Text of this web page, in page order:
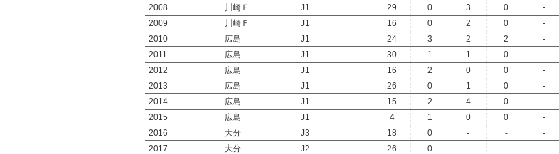
2008
川崎Ｆ J1 29 0 3 0 -
2009
川崎Ｆ J1 16 0 2 0 -
2010
広島 J1 24 3 2 2 -
2011
広島 J1 30 1 1 0 -
2012
広島 J1 16 2 0 0 -
2013
広島 J1 26 0 1 0 -
2014
広島 J1 15 2 4 0 -
2015
広島 J1 4 1 0 0 -
2016
大分 J3 18 0 - - -
2017
大分 J2 26 0 - - -